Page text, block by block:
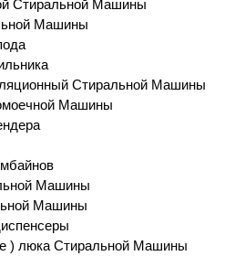
Стиральной Машины
Машины
Стиральной Машины
Машины
Машины
Машины
) люка Стиральной Машины